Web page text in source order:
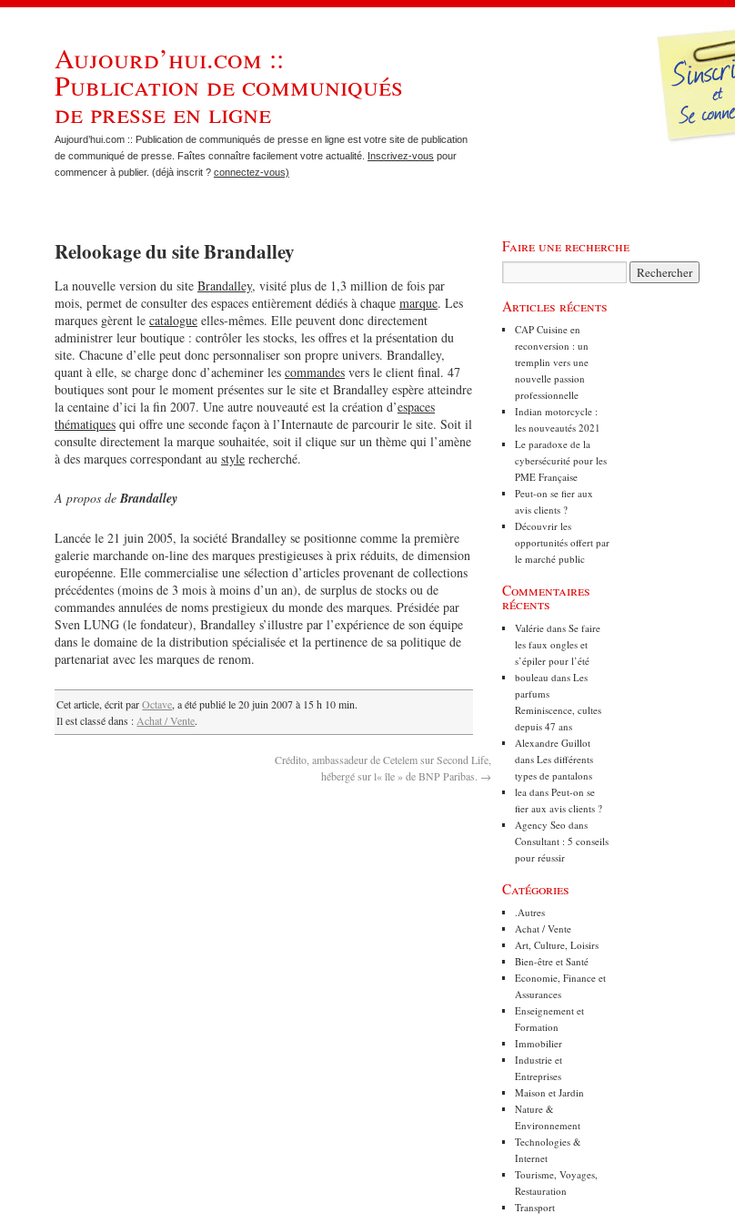
Aujourd’hui.com ::
Publication de communiqués
de presse en ligne
Aujourd’hui.com :: Publication de communiqués de presse en ligne est votre site de publication
de communiqué de presse. Faîtes connaître facilement votre actualité. Inscrivez-vous pour
commencer à publier. (déjà inscrit ? connectez-vous)
Relookage du site Brandalley
La nouvelle version du site Brandalley, visité plus de 1,3 million de fois par
mois, permet de consulter des espaces entièrement dédiés à chaque marque. Les
marques gèrent le catalogue elles-mêmes. Elle peuvent donc directement
administrer leur boutique : contrôler les stocks, les offres et la présentation du
site. Chacune d’elle peut donc personnaliser son propre univers. Brandalley,
quant à elle, se charge donc d’acheminer les commandes vers le client final. 47
boutiques sont pour le moment présentes sur le site et Brandalley espère atteindre
la centaine d’ici la fin 2007. Une autre nouveauté est la création d’espaces
thématiques qui offre une seconde façon à l’Internaute de parcourir le site. Soit il
consulte directement la marque souhaitée, soit il clique sur un thème qui l’amène
à des marques correspondant au style recherché.
A propos de Brandalley
Lancée le 21 juin 2005, la société Brandalley se positionne comme la première
galerie marchande on-line des marques prestigieuses à prix réduits, de dimension
européenne. Elle commercialise une sélection d’articles provenant de collections
précédentes (moins de 3 mois à moins d’un an), de surplus de stocks ou de
commandes annulées de noms prestigieux du monde des marques. Présidée par
Sven LUNG (le fondateur), Brandalley s’illustre par l’expérience de son équipe
dans le domaine de la distribution spécialisée et la pertinence de sa politique de
partenariat avec les marques de renom.
Cet article, écrit parOctave, a été publié le 20 juin 2007 à 15 h 10 min.
Il est classé dans : Achat / Vente.
Crédito, ambassadeur de Cetelem sur Second Life,
hébergé sur l« île » de BNP Paribas. →
Faire une recherche
Articles récents
CAP Cuisine en
reconversion : un
tremplin vers une
nouvelle passion
professionnelle
Indian motorcycle :
les nouveautés 2021
Le paradoxe de la
cybersécurité pour les
PME Française
Peut-on se fier aux
avis clients ?
Découvrir les
opportunités offert par
le marché public
Commentaires
récents
Valérie dansSe faire
les faux ongles et
s’épiler pour l’été
bouleau dansLes
parfums
Reminiscence, cultes
depuis 47 ans
Alexandre Guillot
dansLes différents
types de pantalons
lea dansPeut-on se
fier aux avis clients ?
Agency Seo dans
Consultant : 5 conseils
pour réussir
Catégories
.Autres
Achat / Vente
Art, Culture, Loisirs
Bien-être et Santé
Economie, Finance et
Assurances
Enseignement et
Formation
Immobilier
Industrie et
Entreprises
Maison et Jardin
Nature &
Environnement
Technologies &
Internet
Tourisme, Voyages,
Restauration
Transport